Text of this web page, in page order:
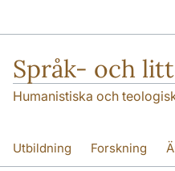
Språk- och
Humanistiska och
Utbildning Forskning